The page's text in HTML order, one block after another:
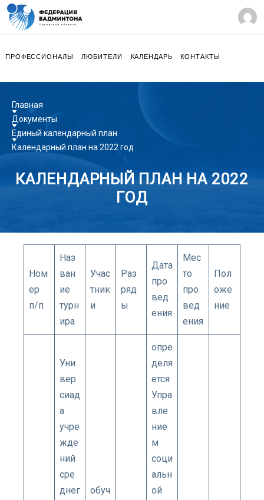
ПРОФЕССИОНАЛЫ ЛЮБИТЕЛИ КАЛЕНДАРЬ КОНТАКТЫ
Главная
Документы
Единый календарный план
Календарный план на 2022 год
КАЛЕНДАРНЫЙ ПЛАН НА 2022
ГОД
Ном
ер
п/п
Наз
ван
ие
турн
ира
Учас
тник
и
Раз
ряд
ы
Дата
про
вед
ения
Мес
то
про
вед
ения
Пол
оже
ние
Уни
вер
сиад
а
учре
жде
ний
сре
днег
обуч
опре
деля
ется
Упра
вле
ние
м
соци
альн
ой